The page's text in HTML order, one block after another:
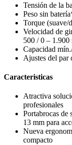
Tensión de la
Peso sin
Torque
Velocidad de
500 / 0 – 1.900
Capacidad
Ajustes del par
Caracteristicas
Atractiva
profesionales
Portabrocas de
13 mm para
Nueva
compacto